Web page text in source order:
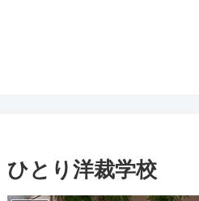
ひとり洋裁学校